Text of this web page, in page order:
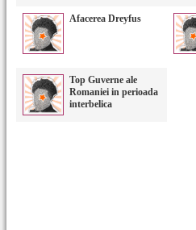
Afacerea Dreyfus
Top Guverne ale
Romaniei in perioada
interbelica